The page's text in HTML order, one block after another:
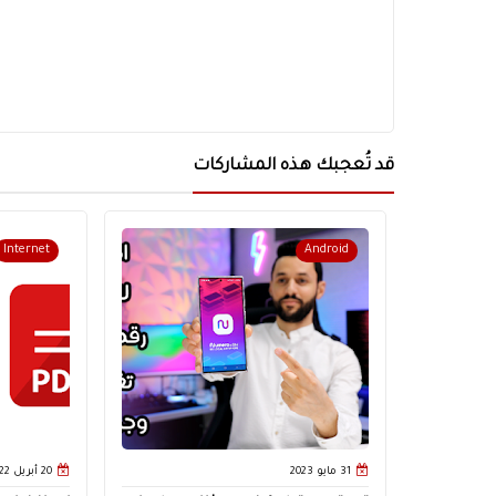
قد تُعجبك هذه المشاركات
Android
31 مايو 2023
Internet
20 أبريل 2022